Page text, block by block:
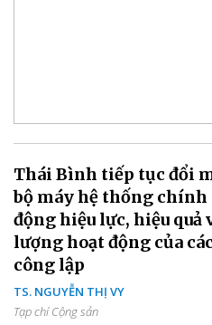
Thái Bình tiếp tục đổi
bộ máy hệ thống
động hiệu lực, hiệu quả
lượng hoạt động của
công lập
TS. NGUYỄN THỊ VY
Tạp chí Cộng sản